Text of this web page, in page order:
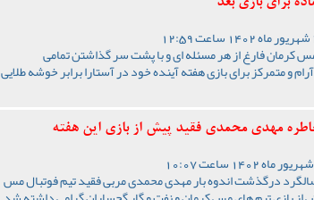
کرمان فارغ از هر مسئله ای و با پشت سر گذاشتن تمامی
و متمرکز برای بازی هفته آینده خود در آستارا برابر خوشه طلایی
مهدی محمدی فقید پیش از بازی این هفته
درگذشت اندوه بار مهدی محمدی مربی فقید تیم فوتبال مس